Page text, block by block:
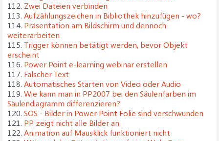
112. Zwei Dateien verbinden
113. Aufzählungszeichen in Bibliothek hinzufügen - wo?
114. Präsentation am Bildschirm und dennoch
weiterarbeiten
115. Trigger können betätigt werden, bevor Objekt
erscheint
116. Power Point e-learning webinar erstellen
117. Falscher Text
118. Automatisches Starten von Video oder Audio
119. Wie kann man in PP2007 bei den Säulenfarben im
Säulendiagramm differenzieren?
120. SOS - Bilder in Power Point Folie sind verschwunden
121. PP zeigt nicht alle Bilder an
122. Animation auf Mausklick funktioniert nicht